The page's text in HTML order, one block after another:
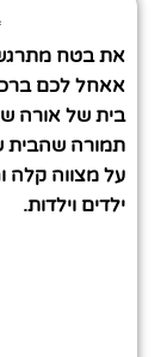
את בטח
אאחל לכם
בית של אורה
תמורה שהבית
על מצווה קלה
ילדים וילדות.